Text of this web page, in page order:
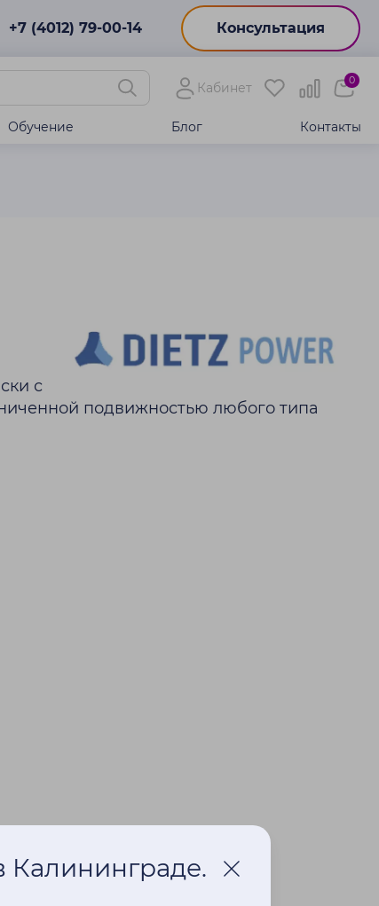
+7 (4012) 79-00-14 Консультация
Кабинет
0
Обучение Блог Контакты
с
подвижностью любого типа
Калининграде.